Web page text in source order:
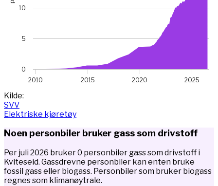
2010 2015 2020 2025
0
5
10
End of interactive chart.
Kilde:
SVV
Elektriske kjøretøy
Noen personbiler bruker gass som drivstoff
Per juli 2026 bruker 0 personbiler gass som drivstoff i
Kviteseid. Gassdrevne personbiler kan enten bruke
fossil gass eller biogass. Personbiler som bruker biogass
regnes som klimanøytrale.